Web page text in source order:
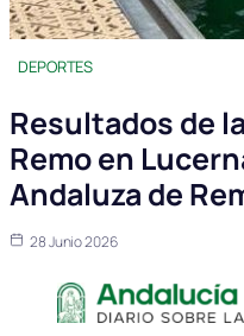
DEPORTES
Resultados de
Remo en
Andaluza de
28 Junio 2026